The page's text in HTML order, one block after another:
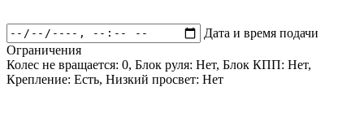
Дата и время подачи
Ограничения
Колес не вращается: 0, Блок руля: Нет, Блок КПП: Нет,
Крепление: Есть, Низкий просвет: Нет